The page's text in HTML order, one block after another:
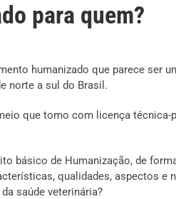
para quem?
humanizado que parece ser
norte a sul do Brasil.
que tomo com licença técnica-
básico de Humanização, de
qualidades, aspectos e
saúde veterinária?